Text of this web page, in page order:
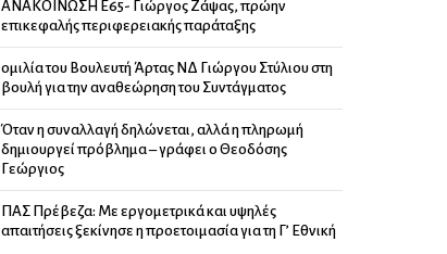
ΑΝΑΚΟΙΝΩΣΗ Ε65- Γιώργος Ζάψας, πρώην
επικεφαλής περιφερειακής παράταξης
ομιλία του Βουλευτή Άρτας ΝΔ Γιώργου Στύλιου στη
βουλή για την αναθεώρηση του Συντάγματος
Όταν η συναλλαγή δηλώνεται, αλλά η πληρωμή
δημιουργεί πρόβλημα – γράφει ο Θεοδόσης
Γεώργιος
ΠΑΣ Πρέβεζα: Με εργομετρικά και υψηλές
απαιτήσεις ξεκίνησε η προετοιμασία για τη Γ’ Εθνική